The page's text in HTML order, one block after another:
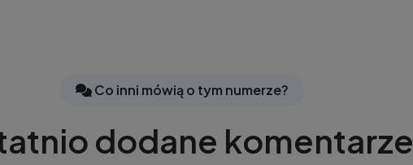
Co inni mówią o tym numerze?
dodane komentarze